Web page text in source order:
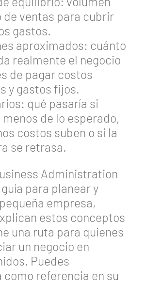
de ventas para cubrir
gastos.
aproximados: cuánto
realmente el negocio
de pagar costos
y gastos fijos.
qué pasaría si
de lo esperado,
costos suben o si la
se retrasa.
Administration
para planear y
empresa,
estos conceptos
una ruta para quienes
un negocio en
Puedes
referencia en su